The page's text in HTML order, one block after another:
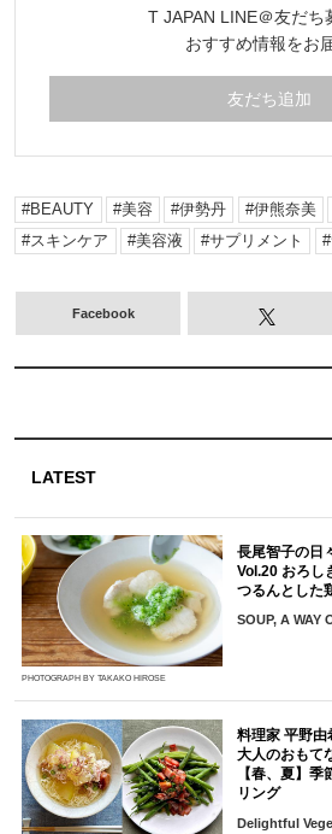
いるインナーケ
えて厳選紹介
T JAPAN LINE＠友だち
おすすめ情報をお
友だち追加
BEAUTY 美容 伊勢丹 伊熊奈美
スキンケア
美容液 サプリメント
Facebook
LATEST
PHOTOGRAPH BY TAKAKO HIROSE
長尾智子の日
Vol.20 おろし
つるんとした
SOUP, A WAY
料理家 平野由
大人のおもて
【春、夏】
リング
Delightful